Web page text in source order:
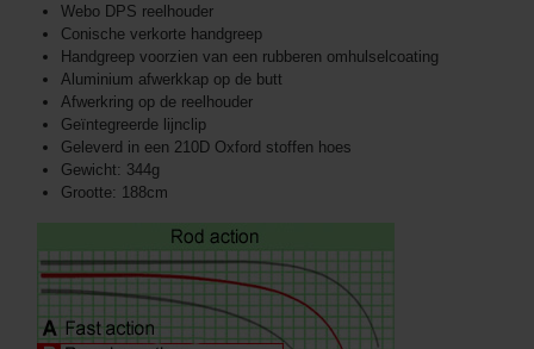
Webo DPS reelhouder
Conische verkorte handgreep
Handgreep voorzien van een rubberen omhulselcoating
Aluminium afwerkkap op de butt
Afwerkring op de reelhouder
Geïntegreerde lijnclip
Geleverd in een 210D Oxford stoffen hoes
Gewicht: 344g
Grootte: 188cm